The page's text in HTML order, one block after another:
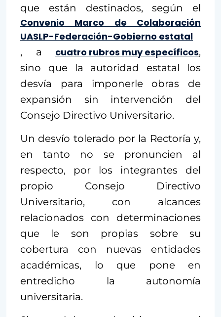
que están destinados, según el
Convenio Marco de Colaboración
UASLP-Federación-Gobierno estatal
, a cuatro rubros muy específicos,
sino que la autoridad estatal los
desvía para imponerle obras de
expansión sin intervención del
Consejo Directivo Universitario.
Un desvío tolerado por la Rectoría y,
en tanto no se pronuncien al
respecto, por los integrantes del
propio Consejo Directivo
Universitario, con alcances
relacionados con determinaciones
que le son propias sobre su
cobertura con nuevas entidades
académicas, lo que pone en
entredicho la autonomía
universitaria.